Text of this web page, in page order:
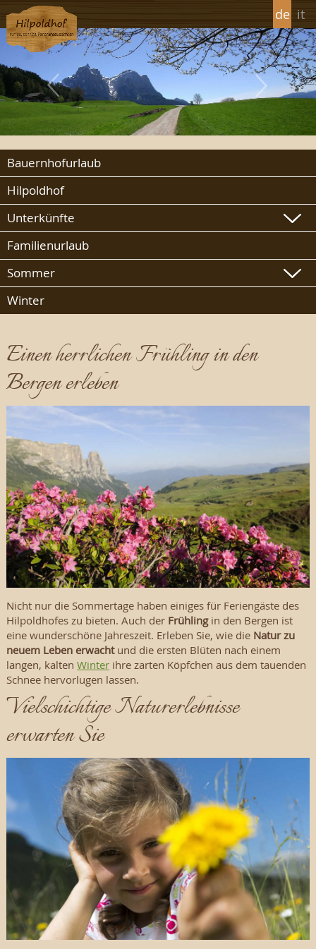
de it
Bauernhofurlaub
Hilpoldhof
Unterkünfte
Familienurlaub
Sommer
Winter
Einen herrlichen Frühling in den
Bergen erleben
Nicht nur die Sommertage haben einiges für Feriengäste des
Hilpoldhofes zu bieten. Auch der Frühlingin den Bergen ist
eine wunderschöne Jahreszeit. Erleben Sie, wie die Natur zu
neuem Leben erwachtund die ersten Blüten nach einem
langen, kalten Winterihre zarten Köpfchen aus dem tauenden
Schnee hervorlugen lassen.
Vielschichtige Naturerlebnisse
erwarten Sie